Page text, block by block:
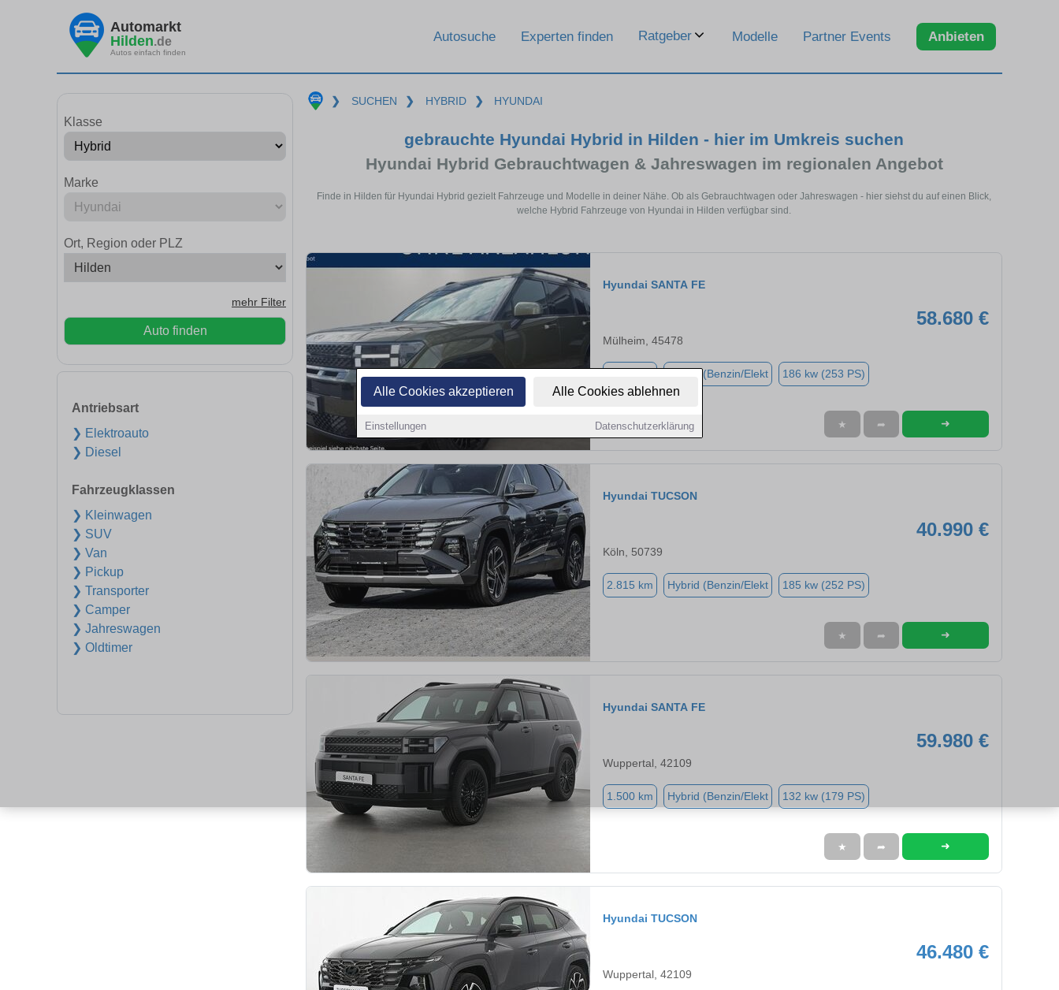
Alle Cookies akzeptieren Alle Cookies ablehnen
Einstellungen Datenschutzerklärung
Automarkt
Hilden.de
Autos einfach finden
Autosuche Experten finden Ratgeber Modelle Partner Events Anbieten
Klasse
Marke
Ort, Region oder PLZ
mehr Filter
Auto finden
Antriebsart
❯ Elektroauto
❯ Diesel
Fahrzeugklassen
❯ Kleinwagen
❯ SUV
❯ Van
❯ Pickup
❯ Transporter
❯ Camper
❯ Jahreswagen
❯ Oldtimer
❯ SUCHEN ❯ HYBRID ❯ HYUNDAI
gebrauchte Hyundai Hybrid in Hilden - hier im Umkreis suchen
Hyundai Hybrid Gebrauchtwagen & Jahreswagen im regionalen Angebot
Finde in Hilden für Hyundai Hybrid gezielt Fahrzeuge und Modelle in deiner Nähe. Ob als Gebrauchtwagen oder Jahreswagen - hier siehst du auf einen Blick,
welche Hybrid Fahrzeuge von Hyundai in Hilden verfügbar sind.
Hyundai SANTA FE
58.680 €
Mülheim, 45478
Hybrid (Benzin/Elekt 186 kw (253 PS)
★ ➦ ➜
Hyundai TUCSON
40.990 €
Köln, 50739
2.815 km Hybrid (Benzin/Elekt 185 kw (252 PS)
★ ➦ ➜
Hyundai SANTA FE
59.980 €
Wuppertal, 42109
1.500 km Hybrid (Benzin/Elekt 132 kw (179 PS)
★ ➦ ➜
Hyundai TUCSON
46.480 €
Wuppertal, 42109